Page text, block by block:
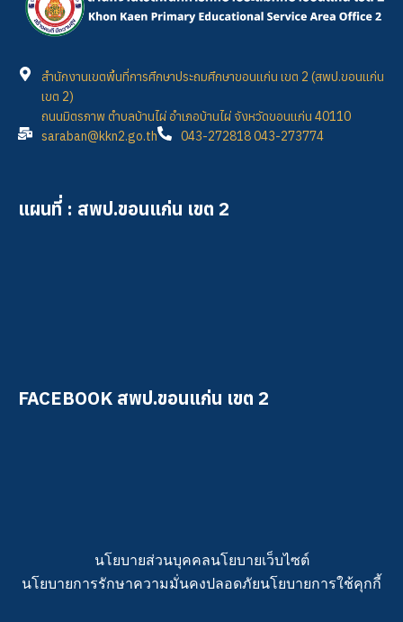
สำนักงานเขตพื้นที่การศึกษาประถมศึกษาขอนแก่น เขต 2 (สพป.ขอนแก่น
เขต 2)
ถนนมิตรภาพ ตำบลบ้านไผ่ อำเภอบ้านไผ่ จังหวัดขอนแก่น 40110
saraban@kkn2.go.th
043-272818 043-273774
แผนที่ : สพป.ขอนแก่น เขต 2
FACEBOOK สพป.ขอนแก่น เขต 2
นโยบายส่วนบุคคลนโยบายเว็บไซต์
นโยบายการรักษาความมั่นคงปลอดภัยนโยบายการใช้คุกกี้